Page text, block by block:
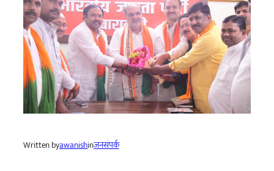
Written byawanishinजनसंपर्क